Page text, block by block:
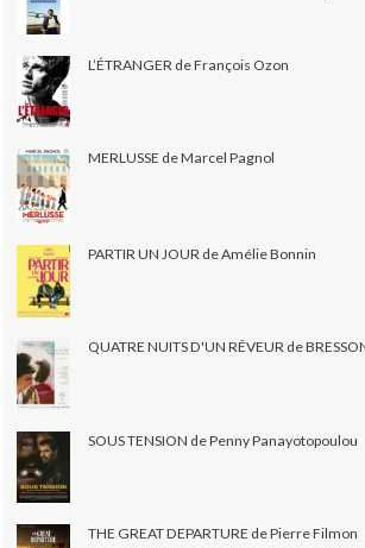
L’ÉTRANGER de François Ozon
MERLUSSE de Marcel Pagnol
PARTIR UN JOUR de Amélie Bonnin
QUATRE NUITS D'UN RÊVEUR de
SOUS TENSION de Penny Panayotopoulou
THE GREAT DEPARTURE de Pierre Filmon